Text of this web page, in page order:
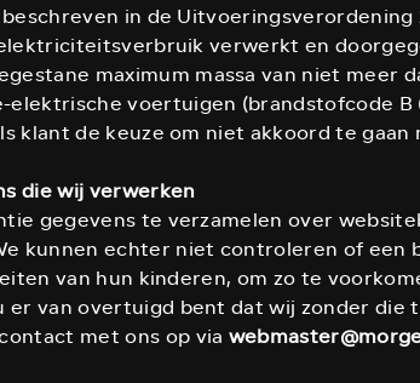
in de
verwerkt en
maximum massa van niet meer
voertuigen (brandstofcode B
de keuze om niet akkoord te gaan
die wij verwerken
gegevens te verzamelen over
kunnen echter niet controleren of een
van hun kinderen, om zo te
van overtuigd bent dat wij zonder
met ons op via